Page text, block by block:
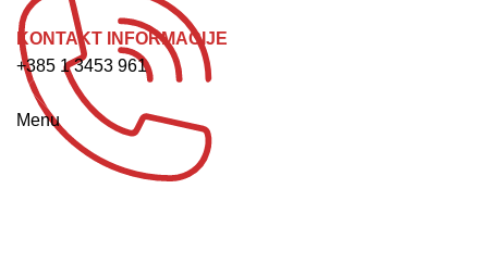
KONTAKT INFORMACIJE
+385 1 3453 961
Menu